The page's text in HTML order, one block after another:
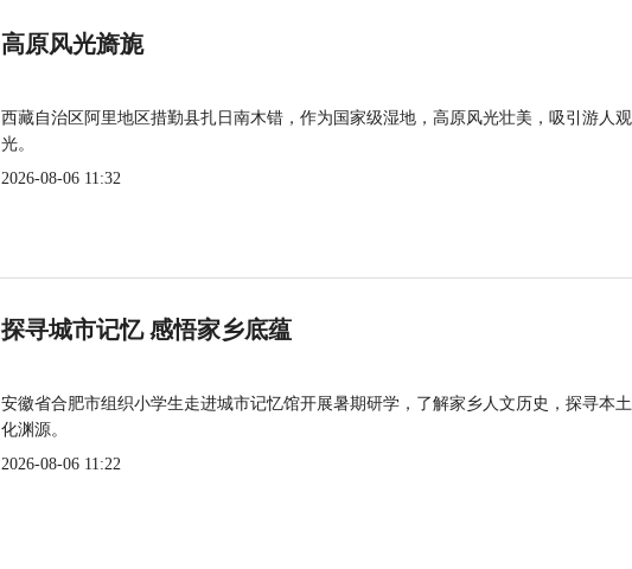
高原风光旖旎
西藏自治区阿里地区措勤县扎日南木错，作为国家级湿地，高原风光壮美，吸引游人观
光。
2026-08-06 11:32
探寻城市记忆 感悟家乡底蕴
安徽省合肥市组织小学生走进城市记忆馆开展暑期研学，了解家乡人文历史，探寻本
化渊源。
2026-08-06 11:22